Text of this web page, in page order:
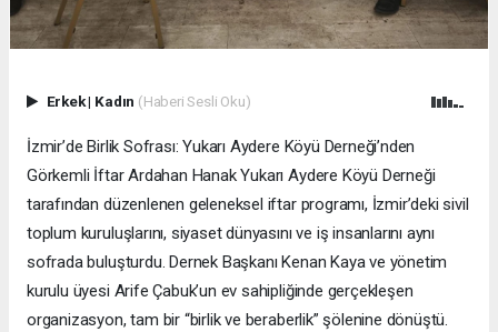
Erkek| Kadın (Haberi Sesli Oku)
İzmir’de Birlik Sofrası: Yukarı Aydere Köyü Derneği’nden
Görkemli İftar Ardahan Hanak Yukarı Aydere Köyü Derneği
tarafından düzenlenen geleneksel iftar programı, İzmir’deki sivil
toplum kuruluşlarını, siyaset dünyasını ve iş insanlarını aynı
sofrada buluşturdu. Dernek Başkanı Kenan Kaya ve yönetim
kurulu üyesi Arife Çabuk’un ev sahipliğinde gerçekleşen
organizasyon, tam bir “birlik ve beraberlik” şölenine dönüştü.